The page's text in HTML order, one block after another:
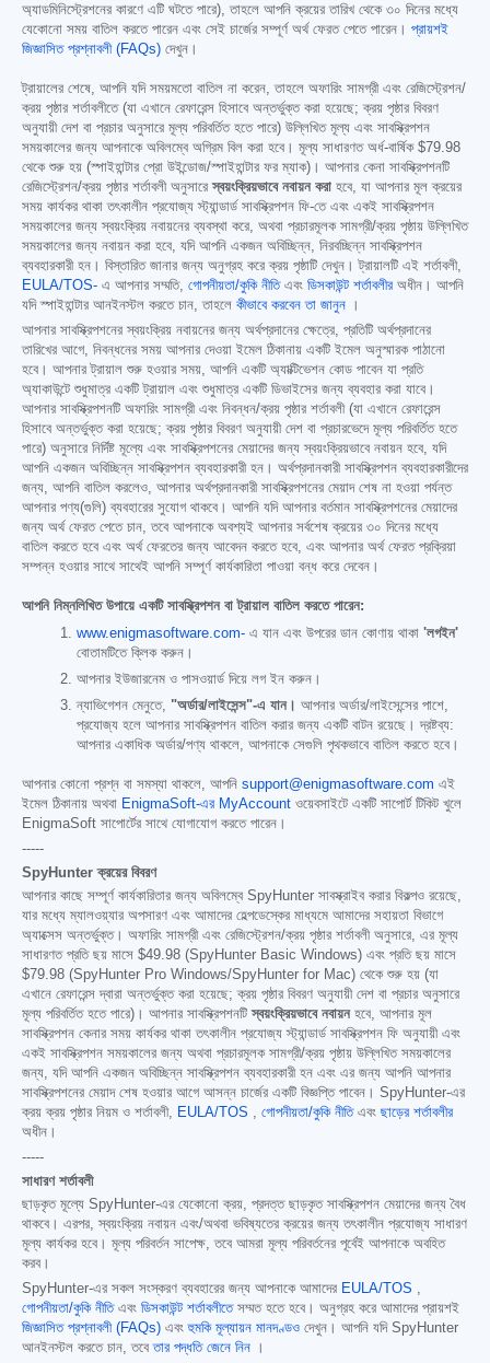
অ্যাডমিনিস্ট্রেশনের কারণে এটি ঘটতে পারে), তাহলে আপনি ক্রয়ের তারিখ থেকে ৩০ দিনের মধ্যে
যেকোনো সময় বাতিল করতে পারেন এবং সেই চার্জের সম্পূর্ণ অর্থ ফেরত পেতে পারেন। প্রায়শই
জিজ্ঞাসিত প্রশ্নাবলী (FAQs) দেখুন।
ট্রায়ালের শেষে, আপনি যদি সময়মতো বাতিল না করেন, তাহলে অফারিং সামগ্রী এবং রেজিস্ট্রেশন/
ক্রয় পৃষ্ঠার শর্তাবলীতে (যা এখানে রেফারেন্স হিসাবে অন্তর্ভুক্ত করা হয়েছে; ক্রয় পৃষ্ঠার বিবরণ
অনুযায়ী দেশ বা প্রচার অনুসারে মূল্য পরিবর্তিত হতে পারে) উল্লিখিত মূল্য এবং সাবস্ক্রিপশন
সময়কালের জন্য আপনাকে অবিলম্বে অগ্রিম বিল করা হবে। মূল্য সাধারণত অর্ধ-বার্ষিক $79.98
থেকে শুরু হয় (স্পাইহান্টার প্রো উইন্ডোজ/স্পাইহান্টার ফর ম্যাক)। আপনার কেনা সাবস্ক্রিপশনটি
রেজিস্ট্রেশন/ক্রয় পৃষ্ঠার শর্তাবলী অনুসারেস্বয়ংক্রিয়ভাবে নবায়ন করা হবে, যা আপনার মূল ক্রয়ের
সময় কার্যকর থাকা তৎকালীন প্রযোজ্য স্ট্যান্ডার্ড সাবস্ক্রিপশন ফি-তে এবং একই সাবস্ক্রিপশন
সময়কালের জন্য স্বয়ংক্রিয় নবায়নের ব্যবস্থা করে, অথবা প্রচারমূলক সামগ্রী/ক্রয় পৃষ্ঠায় উল্লিখিত
সময়কালের জন্য নবায়ন করা হবে, যদি আপনি একজন অবিচ্ছিন্ন, নিরবচ্ছিন্ন সাবস্ক্রিপশন
ব্যবহারকারী হন। বিস্তারিত জানার জন্য অনুগ্রহ করে ক্রয় পৃষ্ঠাটি দেখুন। ট্রায়ালটি এই শর্তাবলী,
EULA/TOS- এ আপনার সম্মতি, গোপনীয়তা/কুকি নীতিএবং ডিসকাউন্ট শর্তাবলীর অধীন। আপনি
যদি স্পাইহান্টার আনইনস্টল করতে চান, তাহলে কীভাবে করবেন তা জানুন ।
আপনার সাবস্ক্রিপশনের স্বয়ংক্রিয় নবায়নের জন্য অর্থপ্রদানের ক্ষেত্রে, প্রতিটি অর্থপ্রদানের
তারিখের আগে, নিবন্ধনের সময় আপনার দেওয়া ইমেল ঠিকানায় একটি ইমেল অনুস্মারক পাঠানো
হবে। আপনার ট্রায়াল শুরু হওয়ার সময়, আপনি একটি অ্যাক্টিভেশন কোড পাবেন যা প্রতি
অ্যাকাউন্টে শুধুমাত্র একটি ট্রায়াল এবং শুধুমাত্র একটি ডিভাইসের জন্য ব্যবহার করা যাবে।
আপনার সাবস্ক্রিপশনটি অফারিং সামগ্রী এবং নিবন্ধন/ক্রয় পৃষ্ঠার শর্তাবলী (যা এখানে রেফারেন্স
হিসাবে অন্তর্ভুক্ত করা হয়েছে; ক্রয় পৃষ্ঠার বিবরণ অনুযায়ী দেশ বা প্রচারভেদে মূল্য পরিবর্তিত হতে
পারে) অনুসারে নির্দিষ্ট মূল্যে এবং সাবস্ক্রিপশনের মেয়াদের জন্য স্বয়ংক্রিয়ভাবে নবায়ন হবে, যদি
আপনি একজন অবিচ্ছিন্ন সাবস্ক্রিপশন ব্যবহারকারী হন। অর্থপ্রদানকারী সাবস্ক্রিপশন ব্যবহারকারীদের
জন্য, আপনি বাতিল করলেও, আপনার অর্থপ্রদানকারী সাবস্ক্রিপশনের মেয়াদ শেষ না হওয়া পর্যন্ত
আপনার পণ্য(গুলি) ব্যবহারের সুযোগ থাকবে। আপনি যদি আপনার বর্তমান সাবস্ক্রিপশনের মেয়াদের
জন্য অর্থ ফেরত পেতে চান, তবে আপনাকে অবশ্যই আপনার সর্বশেষ ক্রয়ের ৩০ দিনের মধ্যে
বাতিল করতে হবে এবং অর্থ ফেরতের জন্য আবেদন করতে হবে, এবং আপনার অর্থ ফেরত প্রক্রিয়া
সম্পন্ন হওয়ার সাথে সাথেই আপনি সম্পূর্ণ কার্যকারিতা পাওয়া বন্ধ করে দেবেন।
আপনি নিম্নলিখিত উপায়ে একটি সাবস্ক্রিপশন বা ট্রায়াল বাতিল করতে পারেন:
www.enigmasoftware.com- এ যান এবং উপরের ডান কোণায় থাকা 'লগইন'
বোতামটিতে ক্লিক করুন।
আপনার ইউজারনেম ও পাসওয়ার্ড দিয়ে লগ ইন করুন।
ন্যাভিগেশন মেনুতে, "অর্ডার/লাইসেন্স"-এ যান। আপনার অর্ডার/লাইসেন্সের পাশে,
প্রযোজ্য হলে আপনার সাবস্ক্রিপশন বাতিল করার জন্য একটি বাটন রয়েছে। দ্রষ্টব্য:
আপনার একাধিক অর্ডার/পণ্য থাকলে, আপনাকে সেগুলি পৃথকভাবে বাতিল করতে হবে।
আপনার কোনো প্রশ্ন বা সমস্যা থাকলে, আপনি support@enigmasoftware.com এই
ইমেল ঠিকানায় অথবা EnigmaSoft-এর MyAccount ওয়েবসাইটে একটি সাপোর্ট টিকিট খুলে
EnigmaSoft সাপোর্টের সাথে যোগাযোগ করতে পারেন।
-----
SpyHunter ক্রয়ের বিবরণ
আপনার কাছে সম্পূর্ণ কার্যকারিতার জন্য অবিলম্বে SpyHunter সাবস্ক্রাইব করার বিকল্পও রয়েছে,
যার মধ্যে ম্যালওয়্যার অপসারণ এবং আমাদের হেল্পডেস্কের মাধ্যমে আমাদের সহায়তা বিভাগে
অ্যাক্সেস অন্তর্ভুক্ত। অফারিং সামগ্রী এবং রেজিস্ট্রেশন/ক্রয় পৃষ্ঠার শর্তাবলী অনুসারে, এর মূল্য
সাধারণত প্রতি ছয় মাসে $49.98 (SpyHunter Basic Windows) এবং প্রতি ছয় মাসে
$79.98 (SpyHunter Pro Windows/SpyHunter for Mac) থেকে শুরু হয় (যা
এখানে রেফারেন্স দ্বারা অন্তর্ভুক্ত করা হয়েছে; ক্রয় পৃষ্ঠার বিবরণ অনুযায়ী দেশ বা প্রচার অনুসারে
মূল্য পরিবর্তিত হতে পারে)। আপনার সাবস্ক্রিপশনটিস্বয়ংক্রিয়ভাবে নবায়নহবে, আপনার মূল
সাবস্ক্রিপশন কেনার সময় কার্যকর থাকা তৎকালীন প্রযোজ্য স্ট্যান্ডার্ড সাবস্ক্রিপশন ফি অনুযায়ী এবং
একই সাবস্ক্রিপশন সময়কালের জন্য অথবা প্রচারমূলক সামগ্রী/ক্রয় পৃষ্ঠায় উল্লিখিত সময়কালের
জন্য, যদি আপনি একজন অবিচ্ছিন্ন সাবস্ক্রিপশন ব্যবহারকারী হন এবং এর জন্য আপনি আপনার
সাবস্ক্রিপশনের মেয়াদ শেষ হওয়ার আগে আসন্ন চার্জের একটি বিজ্ঞপ্তি পাবেন। SpyHunter-এর
ক্রয় ক্রয় পৃষ্ঠার নিয়ম ও শর্তাবলী, EULA/TOS , গোপনীয়তা/কুকি নীতিএবং ছাড়ের শর্তাবলীর
অধীন।
-----
সাধারণ শর্তাবলী
ছাড়কৃত মূল্যে SpyHunter-এর যেকোনো ক্রয়, প্রদত্ত ছাড়কৃত সাবস্ক্রিপশন মেয়াদের জন্য বৈধ
থাকবে। এরপর, স্বয়ংক্রিয় নবায়ন এবং/অথবা ভবিষ্যতের ক্রয়ের জন্য তৎকালীন প্রযোজ্য সাধারণ
মূল্য কার্যকর হবে। মূল্য পরিবর্তন সাপেক্ষ, তবে আমরা মূল্য পরিবর্তনের পূর্বেই আপনাকে অবহিত
করব।
SpyHunter-এর সকল সংস্করণ ব্যবহারের জন্য আপনাকে আমাদের EULA/TOS ,
গোপনীয়তা/কুকি নীতিএবং ডিসকাউন্ট শর্তাবলীতেসম্মত হতে হবে। অনুগ্রহ করে আমাদের প্রায়শই
জিজ্ঞাসিত প্রশ্নাবলী (FAQs) এবংহুমকি মূল্যায়ন মানদণ্ডও দেখুন। আপনি যদি SpyHunter
আনইনস্টল করতে চান, তবেতার পদ্ধতি জেনে নিন ।